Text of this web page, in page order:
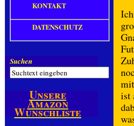
ist
KONTAKT
DATENSCHUTZ
Suchen
Unsere
Amazon
Wunschliste